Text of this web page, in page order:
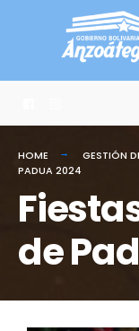
HOME GESTIÓN
PADUA 2024
de